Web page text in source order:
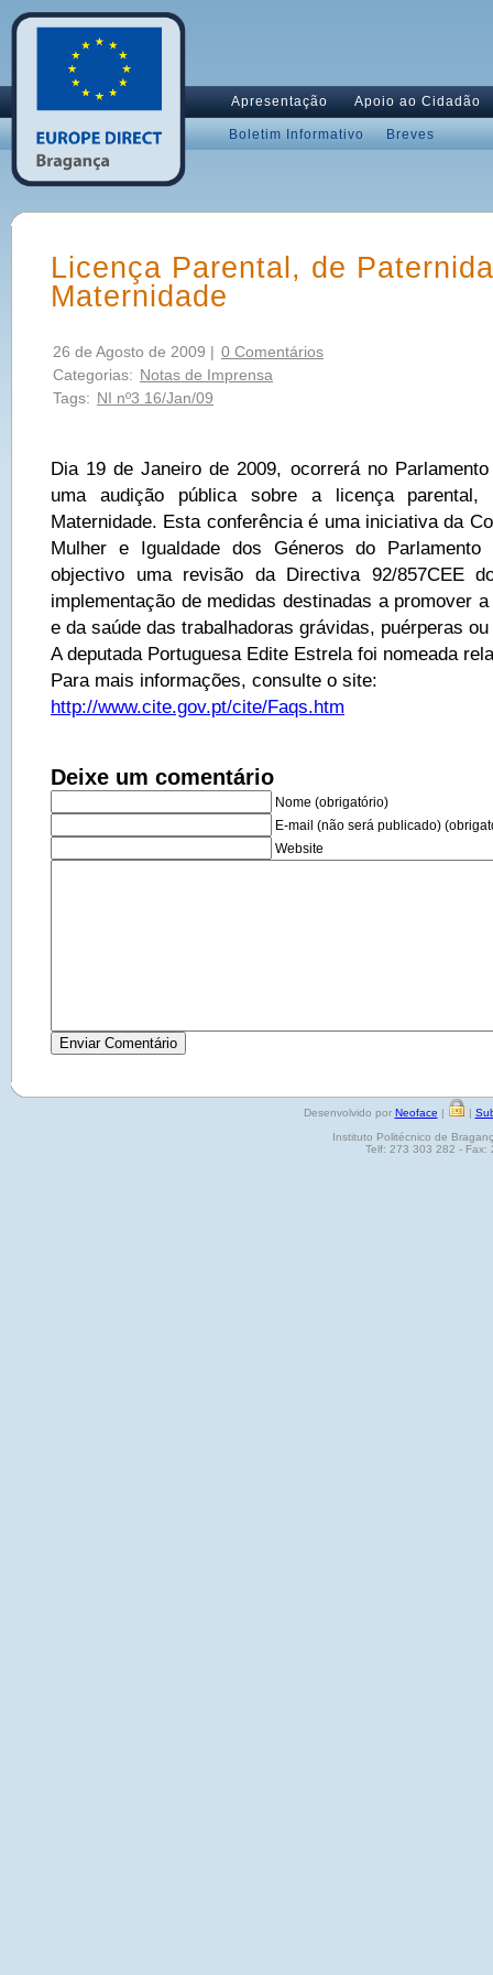
Apresentação Apoio ao Cidadão
Boletim Informativo Breves
Licença Parental, de
Maternidade
26 de Agosto de 2009 | 0 Comentários
Categorias: Notas de Imprensa
Tags: NI nº3 16/Jan/09
Dia 19 de Janeiro de 2009, ocorrerá no
uma audição pública sobre a licença
Maternidade. Esta conferência é uma iniciativa da
Mulher e Igualdade dos Géneros do
objectivo uma revisão da Directiva 92/857CEE
implementação de medidas destinadas a promover
e da saúde das trabalhadoras grávidas, puérperas
A deputada Portuguesa Edite Estrela foi nomeada
Para mais informações, consulte o site:
http://www.cite.gov.pt/cite/Faqs.htm
Deixe um comentário
Nome (obrigatório)
E-mail (não será publicado)
Website
Desenvolvido por Neoface | |
Instituto Politécnico de
Telf: 273 303 282 - Fax: